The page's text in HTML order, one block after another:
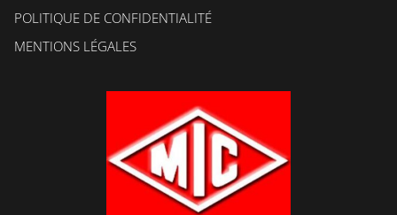
POLITIQUE DE CONFIDENTIALITÉ
MENTIONS LÉGALES